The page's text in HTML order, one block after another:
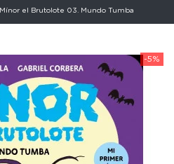
Mínor el Brutolote 03. Mundo Tumba
-5%